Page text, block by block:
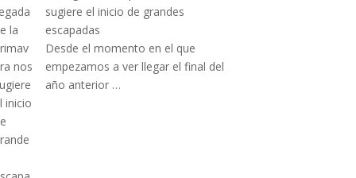
sugiere el inicio de grandes
escapadas
Desde el momento en el que
empezamos a ver llegar el final del
año anterior …